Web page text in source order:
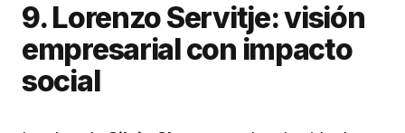
9. Lorenzo Servitje: visión
empresarial con impacto
social